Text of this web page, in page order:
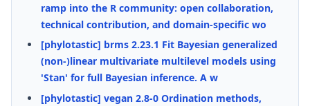
ramp into the R community: open collaboration,
technical contribution, and domain-specific wo
[phylotastic] brms 2.23.1 Fit Bayesian generalized
(non-)linear multivariate multilevel models using
'Stan' for full Bayesian inference. A w
[phylotastic] vegan 2.8-0 Ordination methods,